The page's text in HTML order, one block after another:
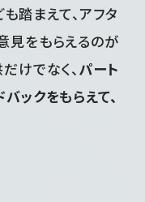
踏まえて、アフタ
見をもらえるのが
けでなく、パート
ックをもらえて、